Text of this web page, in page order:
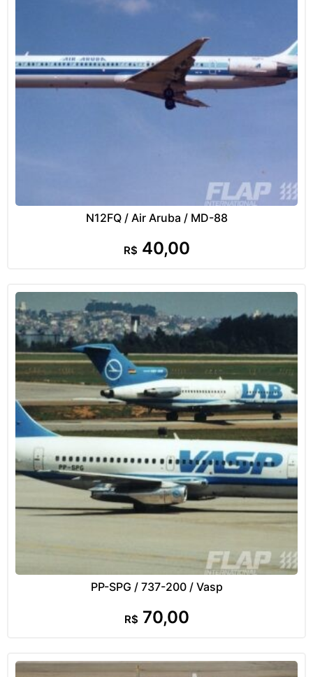
N12FQ / Air Aruba / MD-88
R$ 40,00
PP-SPG / 737-200 / Vasp
R$ 70,00